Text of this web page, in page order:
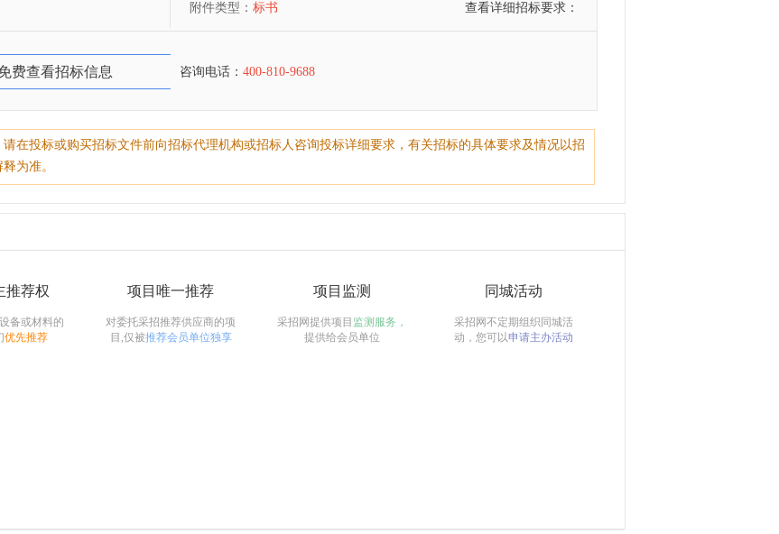
附件类型： 标书 查看详细招标要求：
费查看招标信息 咨询电话： 400-810-9688
在投标或购买招标文件前向招标代理机构或招标人咨询投标详细要求，有关招标的具体要求及情况以招
为准。
推荐权
备或材料的
优先推荐
项目唯一推荐
对委托采招推荐供应商的项
目,仅被推荐会员单位独享
项目监测
采招网提供项目 监测服务，
提供给会员单位
同城活动
采招网不定期组织同城活
动，您可以申请主办活动